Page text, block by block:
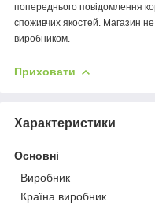
попереднього повідомлення
споживчих якостей. Магазин не
виробником.
Приховати
Характеристики
Основні
Виробник
Країна виробник